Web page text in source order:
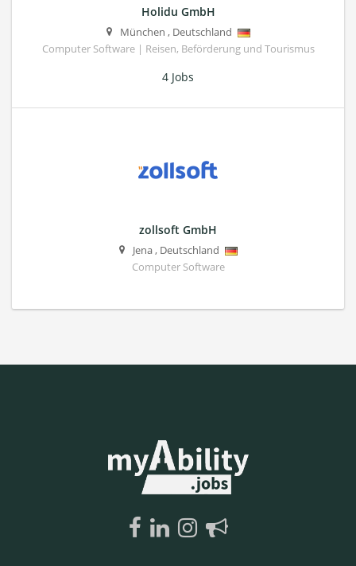
Holidu GmbH
München , Deutschland
Computer Software | Reisen, Beförderung und Tourismus
4 Jobs
zollsoft GmbH
Jena, Deutschland
Computer Software